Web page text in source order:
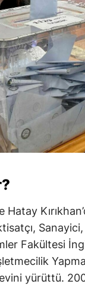
Fakültesi
yürüttü.